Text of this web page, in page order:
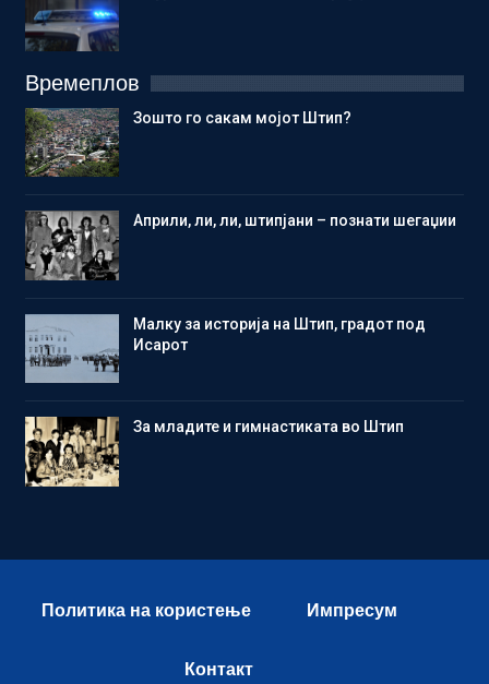
Времеплов
Зошто го сакам мојот Штип?
Aприли, ли, ли, штипјани – познати шегаџии
Малку за историја на Штип, градот под
Исарот
Зa младите и гимнастиката во Штип
Политика на користење Импресум
Контакт